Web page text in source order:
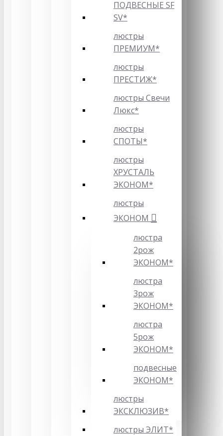
ПОДВЕСНЫЕ SF
SV*
люстры
ПРЕМИУМ*
люстры
ПРЕСТИЖ*
люстры Свечи
Люкс*
люстры
СПОТЫ*
люстры
ХРУСТАЛЬ
ЭКОНОМ*
люстры
ЭКОНОМ
люстра
2рож
ЭКОНОМ*
люстра
3рож
ЭКОНОМ*
люстра
5рож
ЭКОНОМ*
подвесные
ЭКОНОМ*
люстры
ЭКСКЛЮЗИВ*
люстры ЭЛИТ*